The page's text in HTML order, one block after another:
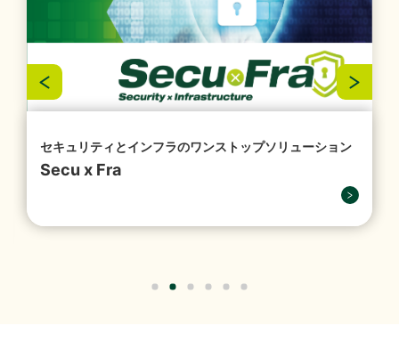
2026年07月29日
『1,149件のAI活用アイデアが集結「生成AIプロンプト
コンテストを開催」』を掲載しました。
「授業料減免システム」を追加しました。
セキュリティとインフラのワンストップソリューション
Secu x Fra